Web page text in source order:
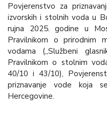
Povjerenstvo za
izvorskih i stolnih voda u
rujna 2025. godine u
Pravilnikom o prirodnim
vodama („Službeni
Pravilnikom o stolnim
40/10 i 43/10),
priznavanje vode koja
Hercegovine.